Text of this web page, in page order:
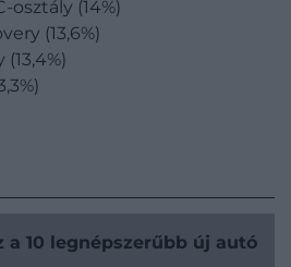
osztály (14%)
(13,6%)
a 10 legnépszerűbb új autó